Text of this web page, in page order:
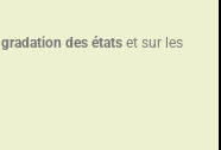
gradation des états et sur les